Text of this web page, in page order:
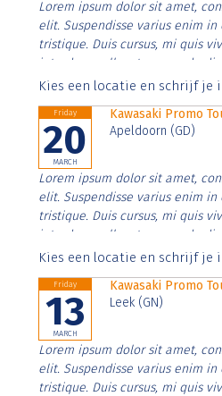
Lorem ipsum dolor sit amet,
elit. Suspendisse varius enim
tristique. Duis cursus, mi quis
interdum nulla, ut commodo
Aenean faucibus nibh et justo
Kies een locatie en schrijf
Friday
20
MARCH
Kawasaki Promo
Apeldoorn (GD)
Lorem ipsum dolor sit amet,
elit. Suspendisse varius enim
tristique. Duis cursus, mi quis
interdum nulla, ut commodo
Aenean faucibus nibh et justo
Kies een locatie en schrijf
Friday
13
MARCH
Kawasaki Promo
Leek (GN)
Lorem ipsum dolor sit amet,
elit. Suspendisse varius enim
tristique. Duis cursus, mi quis